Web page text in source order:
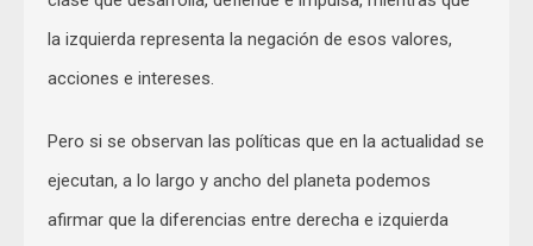
la izquierda representa la negación de esos valores,
acciones e intereses.
Pero si se observan las políticas que en la actualidad se
ejecutan, a lo largo y ancho del planeta podemos
afirmar que la diferencias entre derecha e izquierda